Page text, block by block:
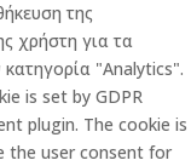
της
χρήστη για τα
"Analytics".
is set by GDPR
plugin. The cookie is
the user consent for